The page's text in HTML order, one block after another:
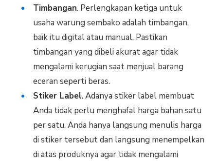
Timbangan. Perlengkapan ketiga untuk
usaha warung sembako adalah timbangan,
baik itu digital atau manual. Pastikan
timbangan yang dibeli akurat agar tidak
mengalami kerugian saat menjual barang
eceran seperti beras.
Stiker Label. Adanya stiker label membuat
Anda tidak perlu menghafal harga bahan satu
per satu. Anda hanya langsung menulis harga
di stiker tersebut dan langsung menempelkan
di atas produknya agar tidak mengalami